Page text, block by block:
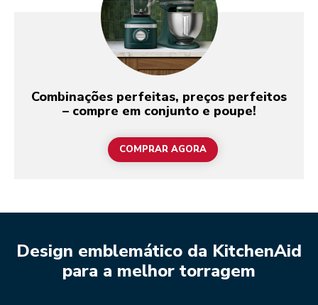
Combinações perfeitas, preços perfeitos
– compre em conjunto e poupe!
COMPRAR AGORA
Design emblemático da KitchenAid
para a melhor torragem